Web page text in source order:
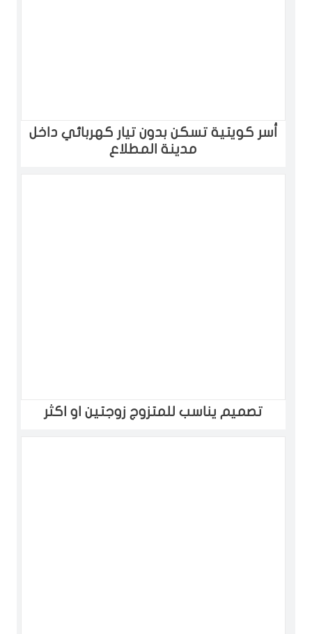
أسر كويتية تسكن بدون تيار كهربائي داخل
مدينة المطلاع
تصميم يناسب للمتزوج زوجتين او اكثر